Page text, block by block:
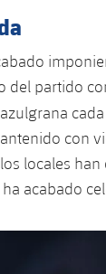
partido
con
locales
acabado